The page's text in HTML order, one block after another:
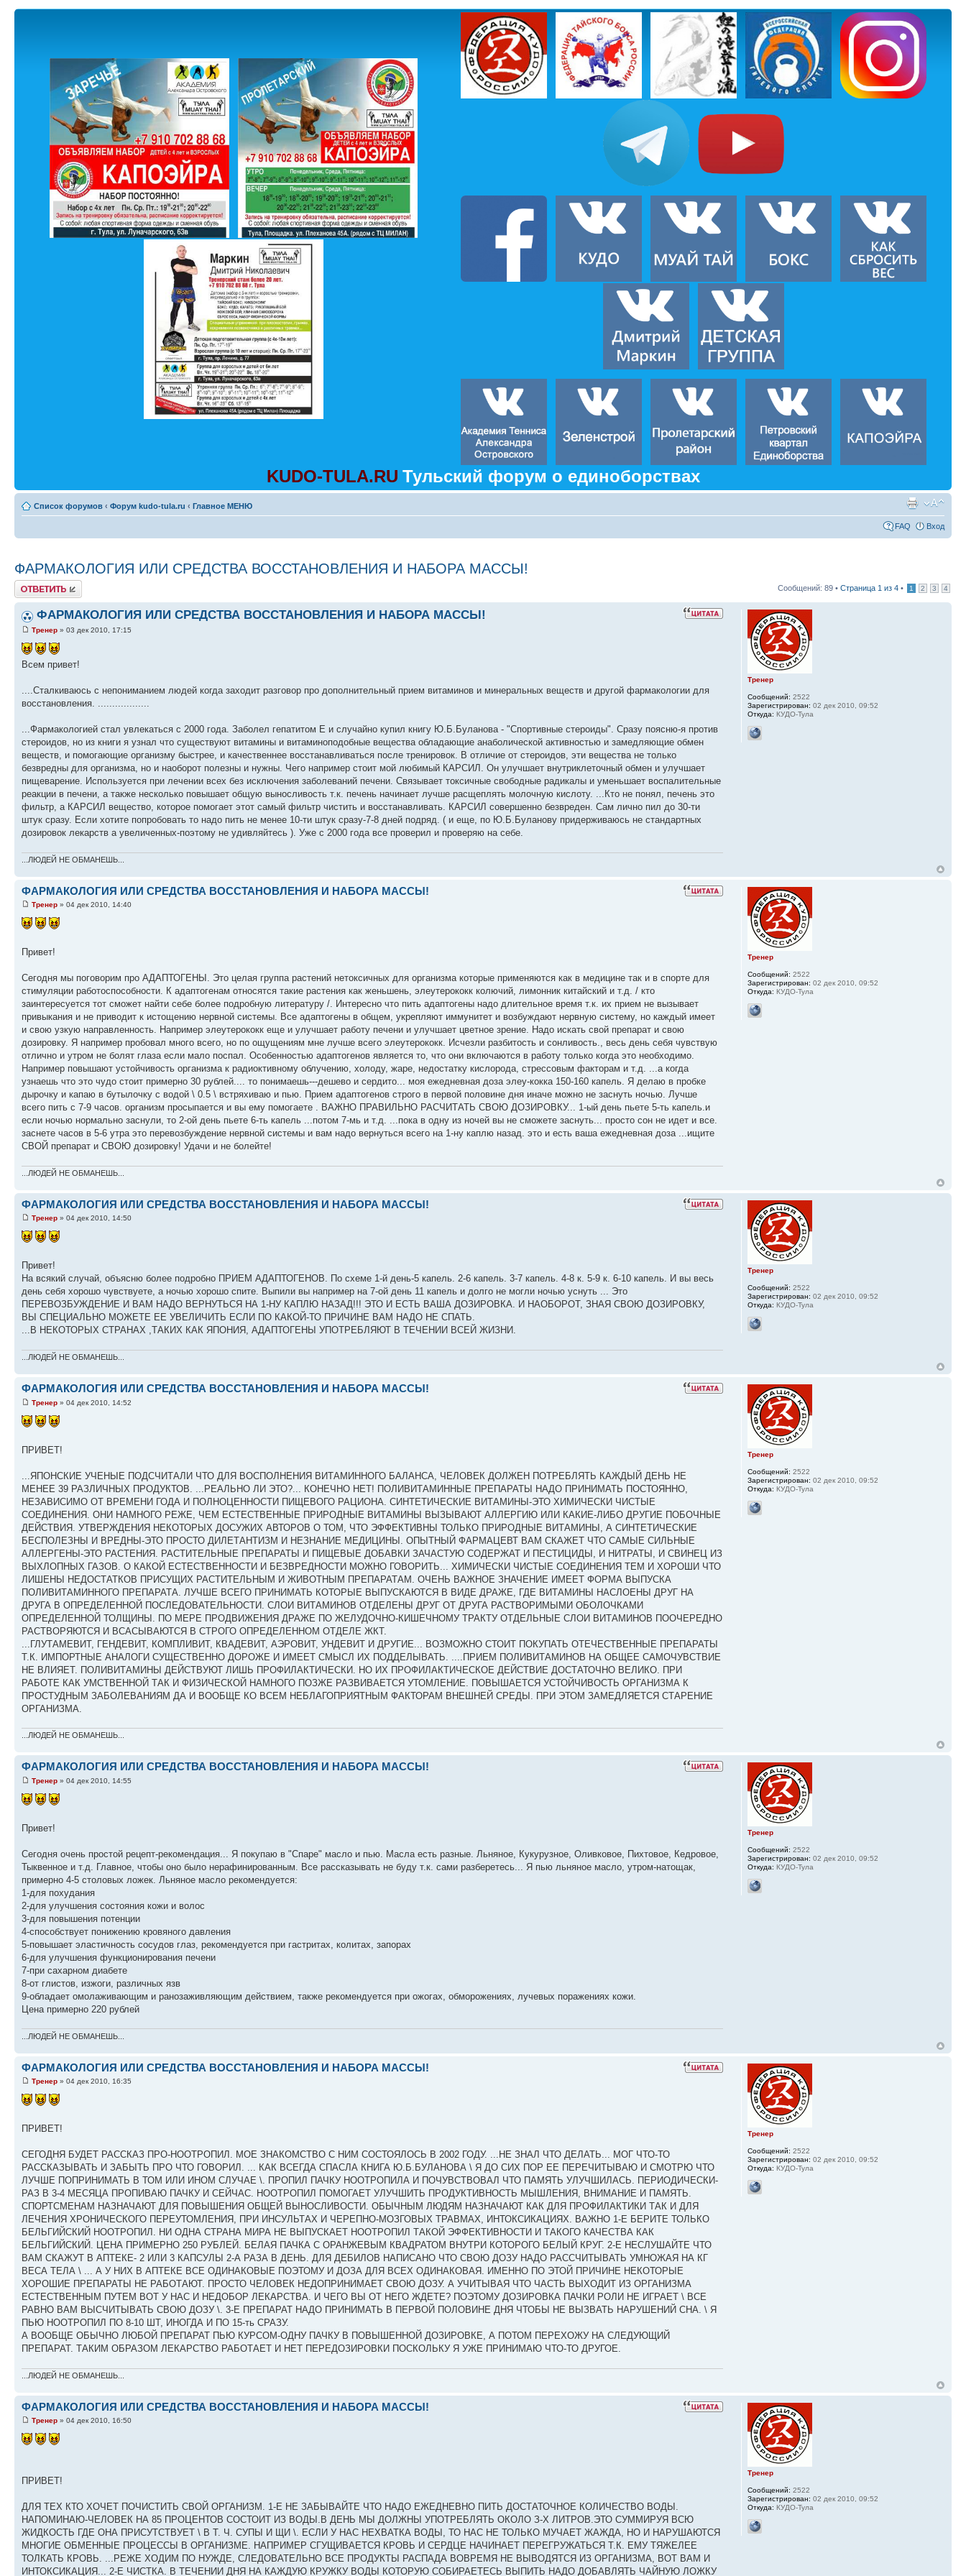
KUDO-TULA.RU Тульский форум о единоборствах
Список форумов ‹ Форум kudo-tula.ru ‹ Главное МЕНЮ
FAQ Вход
ФАРМАКОЛОГИЯ ИЛИ СРЕДСТВА ВОССТАНОВЛЕНИЯ И НАБОРА МАССЫ!
Ответить Сообщений: 89 • Страница 1 из 4 • 1 2 3 4
ФАРМАКОЛОГИЯ ИЛИ СРЕДСТВА ВОССТАНОВЛЕНИЯ И НАБОРА МАССЫ!
Тренер » 03 дек 2010, 17:15
Всем привет!
....Сталкиваюсь с непониманием людей когда заходит разговор про дополнительный прием витаминов и минеральных веществ и другой фармакологии для
восстановления. ..................
...Фармакологией стал увлекаться с 2000 года. Заболел гепатитом Е и случайно купил книгу Ю.Б.Буланова - "Спортивные стероиды". Сразу поясню-я против
стероидов, но из книги я узнал что существуют витамины и витаминоподобные вещества обладающие анаболической активностью и замедляющие обмен
веществ, и помогающие организму быстрее, и качественнее восстанавливаться после тренировок. В отличие от стероидов, эти вещества не только
безвредны для организма, но и наоборот полезны и нужны. Чего например стоит мой любимый КАРСИЛ. Он улучшает внутриклеточный обмен и улучшает
пищеварение. Используется при лечении всех без исключения заболеваний печени. Связывает токсичные свободные радикалы и уменьшает воспалительные
реакции в печени, а также несколько повышает общую выносливость т.к. печень начинает лучше расщеплять молочную кислоту. ...Кто не понял, печень это
фильтр, а КАРСИЛ вещество, которое помогает этот самый фильтр чистить и восстанавливать. КАРСИЛ совершенно безвреден. Сам лично пил до 30-ти
штук сразу. Если хотите попробовать то надо пить не менее 10-ти штук сразу-7-8 дней подряд. ( и еще, по Ю.Б.Буланову придерживаюсь не стандартных
дозировок лекарств а увеличенных-поэтому не удивляйтесь ). Уже с 2000 года все проверил и проверяю на себе.
...ЛЮДЕЙ НЕ ОБМАНЕШЬ...
Тренер
Сообщений: 2522
Зарегистрирован: 02 дек 2010, 09:52
Откуда: КУДО-Тула
ФАРМАКОЛОГИЯ ИЛИ СРЕДСТВА ВОССТАНОВЛЕНИЯ И НАБОРА МАССЫ!
Тренер » 04 дек 2010, 14:40
Привет!
Сегодня мы поговорим про АДАПТОГЕНЫ. Это целая группа растений нетоксичных для организма которые применяются как в медицине так и в спорте для
стимуляции работоспособности. К адаптогенам относятся такие растения как женьшень, элеутерококк колючий, лимонник китайский и т.д. / кто
заинтересуется тот сможет найти себе более подробную литературу /. Интересно что пить адаптогены надо длительное время т.к. их прием не вызывает
привыкания и не приводит к истощению нервной системы. Все адаптогены в общем, укрепляют иммунитет и возбуждают нервную систему, но каждый имеет
и свою узкую направленность. Например элеутерококк еще и улучшает работу печени и улучшает цветное зрение. Надо искать свой препарат и свою
дозировку. Я например пробовал много всего, но по ощущениям мне лучше всего элеутерококк. Исчезли разбитость и сонливость., весь день себя чувствую
отлично и утром не болят глаза если мало поспал. Особенностью адаптогенов является то, что они включаются в работу только когда это необходимо.
Например повышают устойчивость организма к радиоктивному облучению, холоду, жаре, недостатку кислорода, стрессовым факторам и т.д. ...а когда
узнаешь что это чудо стоит примерно 30 рублей.... то понимаешь---дешево и сердито... моя ежедневная доза элеу-кокка 150-160 капель. Я делаю в пробке
дырочку и капаю в бутылочку с водой \ 0.5 \ встряхиваю и пью. Прием адаптогенов строго в первой половине дня иначе можно не заснуть ночью. Лучше
всего пить с 7-9 часов. организм просыпается и вы ему помогаете . ВАЖНО ПРАВИЛЬНО РАСЧИТАТЬ СВОЮ ДОЗИРОВКУ... 1-ый день пьете 5-ть капель.и
если ночью нормально заснули, то 2-ой день пьете 6-ть капель ...потом 7-мь и т.д. ...пока в одну из ночей вы не сможете заснуть... просто сон не идет и все.
заснете часов в 5-6 утра это перевозбуждение нервной системы и вам надо вернуться всего на 1-ну каплю назад. это и есть ваша ежедневная доза ...ищите
СВОЙ препарат и СВОЮ дозировку! Удачи и не болейте!
...ЛЮДЕЙ НЕ ОБМАНЕШЬ...
Тренер
Сообщений: 2522
Зарегистрирован: 02 дек 2010, 09:52
Откуда: КУДО-Тула
ФАРМАКОЛОГИЯ ИЛИ СРЕДСТВА ВОССТАНОВЛЕНИЯ И НАБОРА МАССЫ!
Тренер » 04 дек 2010, 14:50
Привет!
На всякий случай, объясню более подробно ПРИЕМ АДАПТОГЕНОВ. По схеме 1-й день-5 капель. 2-6 капель. 3-7 капель. 4-8 к. 5-9 к. 6-10 капель. И вы весь
день себя хорошо чувствуете, а ночью хорошо спите. Выпили вы например на 7-ой день 11 капель и долго не могли ночью уснуть ... Это
ПЕРЕВОЗБУЖДЕНИЕ И ВАМ НАДО ВЕРНУТЬСЯ НА 1-НУ КАПЛЮ НАЗАД!!! ЭТО И ЕСТЬ ВАША ДОЗИРОВКА. И НАОБОРОТ, ЗНАЯ СВОЮ ДОЗИРОВКУ,
ВЫ СПЕЦИАЛЬНО МОЖЕТЕ ЕЕ УВЕЛИЧИТЬ ЕСЛИ ПО КАКОЙ-ТО ПРИЧИНЕ ВАМ НАДО НЕ СПАТЬ.
...В НЕКОТОРЫХ СТРАНАХ ,ТАКИХ КАК ЯПОНИЯ, АДАПТОГЕНЫ УПОТРЕБЛЯЮТ В ТЕЧЕНИИ ВСЕЙ ЖИЗНИ.
...ЛЮДЕЙ НЕ ОБМАНЕШЬ...
Тренер
Сообщений: 2522
Зарегистрирован: 02 дек 2010, 09:52
Откуда: КУДО-Тула
ФАРМАКОЛОГИЯ ИЛИ СРЕДСТВА ВОССТАНОВЛЕНИЯ И НАБОРА МАССЫ!
Тренер » 04 дек 2010, 14:52
ПРИВЕТ!
...ЯПОНСКИЕ УЧЕНЫЕ ПОДСЧИТАЛИ ЧТО ДЛЯ ВОСПОЛНЕНИЯ ВИТАМИННОГО БАЛАНСА, ЧЕЛОВЕК ДОЛЖЕН ПОТРЕБЛЯТЬ КАЖДЫЙ ДЕНЬ НЕ
МЕНЕЕ 39 РАЗЛИЧНЫХ ПРОДУКТОВ. ...РЕАЛЬНО ЛИ ЭТО?... КОНЕЧНО НЕТ! ПОЛИВИТАМИННЫЕ ПРЕПАРАТЫ НАДО ПРИНИМАТЬ ПОСТОЯННО,
НЕЗАВИСИМО ОТ ВРЕМЕНИ ГОДА И ПОЛНОЦЕННОСТИ ПИЩЕВОГО РАЦИОНА. СИНТЕТИЧЕСКИЕ ВИТАМИНЫ-ЭТО ХИМИЧЕСКИ ЧИСТЫЕ
СОЕДИНЕНИЯ. ОНИ НАМНОГО РЕЖЕ, ЧЕМ ЕСТЕСТВЕННЫЕ ПРИРОДНЫЕ ВИТАМИНЫ ВЫЗЫВАЮТ АЛЛЕРГИЮ ИЛИ КАКИЕ-ЛИБО ДРУГИЕ ПОБОЧНЫЕ
ДЕЙСТВИЯ. УТВЕРЖДЕНИЯ НЕКОТОРЫХ ДОСУЖИХ АВТОРОВ О ТОМ, ЧТО ЭФФЕКТИВНЫ ТОЛЬКО ПРИРОДНЫЕ ВИТАМИНЫ, А СИНТЕТИЧЕСКИЕ
БЕСПОЛЕЗНЫ И ВРЕДНЫ-ЭТО ПРОСТО ДИЛЕТАНТИЗМ И НЕЗНАНИЕ МЕДИЦИНЫ. ОПЫТНЫЙ ФАРМАЦЕВТ ВАМ СКАЖЕТ ЧТО САМЫЕ СИЛЬНЫЕ
АЛЛЕРГЕНЫ-ЭТО РАСТЕНИЯ. РАСТИТЕЛЬНЫЕ ПРЕПАРАТЫ И ПИЩЕВЫЕ ДОБАВКИ ЗАЧАСТУЮ СОДЕРЖАТ И ПЕСТИЦИДЫ, И НИТРАТЫ, И СВИНЕЦ ИЗ
ВЫХЛОПНЫХ ГАЗОВ. О КАКОЙ ЕСТЕСТВЕННОСТИ И БЕЗВРЕДНОСТИ МОЖНО ГОВОРИТЬ... ХИМИЧЕСКИ ЧИСТЫЕ СОЕДИНЕНИЯ ТЕМ И ХОРОШИ ЧТО
ЛИШЕНЫ НЕДОСТАТКОВ ПРИСУЩИХ РАСТИТЕЛЬНЫМ И ЖИВОТНЫМ ПРЕПАРАТАМ. ОЧЕНЬ ВАЖНОЕ ЗНАЧЕНИЕ ИМЕЕТ ФОРМА ВЫПУСКА
ПОЛИВИТАМИННОГО ПРЕПАРАТА. ЛУЧШЕ ВСЕГО ПРИНИМАТЬ КОТОРЫЕ ВЫПУСКАЮТСЯ В ВИДЕ ДРАЖЕ, ГДЕ ВИТАМИНЫ НАСЛОЕНЫ ДРУГ НА
ДРУГА В ОПРЕДЕЛЕННОЙ ПОСЛЕДОВАТЕЛЬНОСТИ. СЛОИ ВИТАМИНОВ ОТДЕЛЕНЫ ДРУГ ОТ ДРУГА РАСТВОРИМЫМИ ОБОЛОЧКАМИ
ОПРЕДЕЛЕННОЙ ТОЛЩИНЫ. ПО МЕРЕ ПРОДВИЖЕНИЯ ДРАЖЕ ПО ЖЕЛУДОЧНО-КИШЕЧНОМУ ТРАКТУ ОТДЕЛЬНЫЕ СЛОИ ВИТАМИНОВ ПООЧЕРЕДНО
РАСТВОРЯЮТСЯ И ВСАСЫВАЮТСЯ В СТРОГО ОПРЕДЕЛЕННОМ ОТДЕЛЕ ЖКТ.
...ГЛУТАМЕВИТ, ГЕНДЕВИТ, КОМПЛИВИТ, КВАДЕВИТ, АЭРОВИТ, УНДЕВИТ И ДРУГИЕ... ВОЗМОЖНО СТОИТ ПОКУПАТЬ ОТЕЧЕСТВЕННЫЕ ПРЕПАРАТЫ
Т.К. ИМПОРТНЫЕ АНАЛОГИ СУЩЕСТВЕННО ДОРОЖЕ И ИМЕЕТ СМЫСЛ ИХ ПОДДЕЛЫВАТЬ. ....ПРИЕМ ПОЛИВИТАМИНОВ НА ОБЩЕЕ САМОЧУВСТВИЕ
НЕ ВЛИЯЕТ. ПОЛИВИТАМИНЫ ДЕЙСТВУЮТ ЛИШЬ ПРОФИЛАКТИЧЕСКИ. НО ИХ ПРОФИЛАКТИЧЕСКОЕ ДЕЙСТВИЕ ДОСТАТОЧНО ВЕЛИКО. ПРИ
РАБОТЕ КАК УМСТВЕННОЙ ТАК И ФИЗИЧЕСКОЙ НАМНОГО ПОЗЖЕ РАЗВИВАЕТСЯ УТОМЛЕНИЕ. ПОВЫШАЕТСЯ УСТОЙЧИВОСТЬ ОРГАНИЗМА К
ПРОСТУДНЫМ ЗАБОЛЕВАНИЯМ ДА И ВООБЩЕ КО ВСЕМ НЕБЛАГОПРИЯТНЫМ ФАКТОРАМ ВНЕШНЕЙ СРЕДЫ. ПРИ ЭТОМ ЗАМЕДЛЯЕТСЯ СТАРЕНИЕ
ОРГАНИЗМА.
...ЛЮДЕЙ НЕ ОБМАНЕШЬ...
Тренер
Сообщений: 2522
Зарегистрирован: 02 дек 2010, 09:52
Откуда: КУДО-Тула
ФАРМАКОЛОГИЯ ИЛИ СРЕДСТВА ВОССТАНОВЛЕНИЯ И НАБОРА МАССЫ!
Тренер » 04 дек 2010, 14:55
Привет!
Сегодня очень простой рецепт-рекомендация... Я покупаю в "Спаре" масло и пью. Масла есть разные. Льняное, Кукурузное, Оливковое, Пихтовое, Кедровое,
Тыквенное и т.д. Главное, чтобы оно было нерафинированным. Все рассказывать не буду т.к. сами разберетесь... Я пью льняное масло, утром-натощак,
примерно 4-5 столовых ложек. Льняное масло рекомендуется:
1-для похудания
2-для улучшения состояния кожи и волос
3-для повышения потенции
4-способствует понижению кровяного давления
5-повышает эластичность сосудов глаз, рекомендуется при гастритах, колитах, запорах
6-для улучшения функционирования печени
7-при сахарном диабете
8-от глистов, изжоги, различных язв
9-обладает омолаживающим и ранозаживляющим действием, также рекомендуется при ожогах, обморожениях, лучевых поражениях кожи.
Цена примерно 220 рублей
...ЛЮДЕЙ НЕ ОБМАНЕШЬ...
Тренер
Сообщений: 2522
Зарегистрирован: 02 дек 2010, 09:52
Откуда: КУДО-Тула
ФАРМАКОЛОГИЯ ИЛИ СРЕДСТВА ВОССТАНОВЛЕНИЯ И НАБОРА МАССЫ!
Тренер » 04 дек 2010, 16:35
ПРИВЕТ!
СЕГОДНЯ БУДЕТ РАССКАЗ ПРО-НООТРОПИЛ. МОЕ ЗНАКОМСТВО С НИМ СОСТОЯЛОСЬ В 2002 ГОДУ. ...НЕ ЗНАЛ ЧТО ДЕЛАТЬ... МОГ ЧТО-ТО
РАССКАЗЫВАТЬ И ЗАБЫТЬ ПРО ЧТО ГОВОРИЛ. ... КАК ВСЕГДА СПАСЛА КНИГА Ю.Б.БУЛАНОВА \ Я ДО СИХ ПОР ЕЕ ПЕРЕЧИТЫВАЮ И СМОТРЮ ЧТО
ЛУЧШЕ ПОПРИНИМАТЬ В ТОМ ИЛИ ИНОМ СЛУЧАЕ \. ПРОПИЛ ПАЧКУ НООТРОПИЛА И ПОЧУВСТВОВАЛ ЧТО ПАМЯТЬ УЛУЧШИЛАСЬ. ПЕРИОДИЧЕСКИ-
РАЗ В 3-4 МЕСЯЦА ПРОПИВАЮ ПАЧКУ И СЕЙЧАС. НООТРОПИЛ ПОМОГАЕТ УЛУЧШИТЬ ПРОДУКТИВНОСТЬ МЫШЛЕНИЯ, ВНИМАНИЕ И ПАМЯТЬ.
СПОРТСМЕНАМ НАЗНАЧАЮТ ДЛЯ ПОВЫШЕНИЯ ОБЩЕЙ ВЫНОСЛИВОСТИ. ОБЫЧНЫМ ЛЮДЯМ НАЗНАЧАЮТ КАК ДЛЯ ПРОФИЛАКТИКИ ТАК И ДЛЯ
ЛЕЧЕНИЯ ХРОНИЧЕСКОГО ПЕРЕУТОМЛЕНИЯ, ПРИ ИНСУЛЬТАХ И ЧЕРЕПНО-МОЗГОВЫХ ТРАВМАХ, ИНТОКСИКАЦИЯХ. ВАЖНО 1-Е БЕРИТЕ ТОЛЬКО
БЕЛЬГИЙСКИЙ НООТРОПИЛ. НИ ОДНА СТРАНА МИРА НЕ ВЫПУСКАЕТ НООТРОПИЛ ТАКОЙ ЭФФЕКТИВНОСТИ И ТАКОГО КАЧЕСТВА КАК
БЕЛЬГИЙСКИЙ. ЦЕНА ПРИМЕРНО 250 РУБЛЕЙ. БЕЛАЯ ПАЧКА С ОРАНЖЕВЫМ КВАДРАТОМ ВНУТРИ КОТОРОГО БЕЛЫЙ КРУГ. 2-Е НЕСЛУШАЙТЕ ЧТО
ВАМ СКАЖУТ В АПТЕКЕ- 2 ИЛИ 3 КАПСУЛЫ 2-А РАЗА В ДЕНЬ. ДЛЯ ДЕБИЛОВ НАПИСАНО ЧТО СВОЮ ДОЗУ НАДО РАССЧИТЫВАТЬ УМНОЖАЯ НА КГ
ВЕСА ТЕЛА \ ... А У НИХ В АПТЕКЕ ВСЕ ОДИНАКОВЫЕ ПОЭТОМУ И ДОЗА ДЛЯ ВСЕХ ОДИНАКОВАЯ. ИМЕННО ПО ЭТОЙ ПРИЧИНЕ НЕКОТОРЫЕ
ХОРОШИЕ ПРЕПАРАТЫ НЕ РАБОТАЮТ. ПРОСТО ЧЕЛОВЕК НЕДОПРИНИМАЕТ СВОЮ ДОЗУ. А УЧИТЫВАЯ ЧТО ЧАСТЬ ВЫХОДИТ ИЗ ОРГАНИЗМА
ЕСТЕСТВЕННЫМ ПУТЕМ ВОТ У НАС И НЕДОБОР ЛЕКАРСТВА. И ЧЕГО ВЫ ОТ НЕГО ЖДЕТЕ? ПОЭТОМУ ДОЗИРОВКА ПАЧКИ РОЛИ НЕ ИГРАЕТ \ ВСЕ
РАВНО ВАМ ВЫСЧИТЫВАТЬ СВОЮ ДОЗУ \. 3-Е ПРЕПАРАТ НАДО ПРИНИМАТЬ В ПЕРВОЙ ПОЛОВИНЕ ДНЯ ЧТОБЫ НЕ ВЫЗВАТЬ НАРУШЕНИЙ СНА. \ Я
ПЬЮ НООТРОПИЛ ПО 8-10 ШТ, ИНОГДА И ПО 15-ть СРАЗУ.
А ВООБЩЕ ОБЫЧНО ЛЮБОЙ ПРЕПАРАТ ПЬЮ КУРСОМ-ОДНУ ПАЧКУ В ПОВЫШЕННОЙ ДОЗИРОВКЕ, А ПОТОМ ПЕРЕХОЖУ НА СЛЕДУЮЩИЙ
ПРЕПАРАТ. ТАКИМ ОБРАЗОМ ЛЕКАРСТВО РАБОТАЕТ И НЕТ ПЕРЕДОЗИРОВКИ ПОСКОЛЬКУ Я УЖЕ ПРИНИМАЮ ЧТО-ТО ДРУГОЕ.
...ЛЮДЕЙ НЕ ОБМАНЕШЬ...
Тренер
Сообщений: 2522
Зарегистрирован: 02 дек 2010, 09:52
Откуда: КУДО-Тула
ФАРМАКОЛОГИЯ ИЛИ СРЕДСТВА ВОССТАНОВЛЕНИЯ И НАБОРА МАССЫ!
Тренер » 04 дек 2010, 16:50
ПРИВЕТ!
ДЛЯ ТЕХ КТО ХОЧЕТ ПОЧИСТИТЬ СВОЙ ОРГАНИЗМ. 1-Е НЕ ЗАБЫВАЙТЕ ЧТО НАДО ЕЖЕДНЕВНО ПИТЬ ДОСТАТОЧНОЕ КОЛИЧЕСТВО ВОДЫ.
НАПОМИНАЮ-ЧЕЛОВЕК НА 85 ПРОЦЕНТОВ СОСТОИТ ИЗ ВОДЫ.В ДЕНЬ МЫ ДОЛЖНЫ УПОТРЕБЛЯТЬ ОКОЛО З-Х ЛИТРОВ.ЭТО СУММИРУЯ ВСЮ
ЖИДКОСТЬ ГДЕ ОНА ПРИСУТСТВУЕТ \ В Т. Ч. СУПЫ И ЩИ \. ЕСЛИ У НАС НЕХВАТКА ВОДЫ, ТО НАС НЕ ТОЛЬКО МУЧАЕТ ЖАЖДА, НО И НАРУШАЮТСЯ
МНОГИЕ ОБМЕННЫЕ ПРОЦЕССЫ В ОРГАНИЗМЕ. НАПРИМЕР СГУЩИВАЕТСЯ КРОВЬ И СЕРДЦЕ НАЧИНАЕТ ПЕРЕГРУЖАТЬСЯ Т.К. ЕМУ ТЯЖЕЛЕЕ
ТОЛКАТЬ КРОВЬ. ...РЕЖЕ ХОДИМ ПО НУЖДЕ, СЛЕДОВАТЕЛЬНО ВСЕ ПРОДУКТЫ РАСПАДА ВОВРЕМЯ НЕ ВЫВОДЯТСЯ ИЗ ОРГАНИЗМА, ВОТ ВАМ И
ИНТОКСИКАЦИЯ... 2-Е ЧИСТКА. В ТЕЧЕНИИ ДНЯ НА КАЖДУЮ КРУЖКУ ВОДЫ КОТОРУЮ СОБИРАЕТЕСЬ ВЫПИТЬ НАДО ДОБАВЛЯТЬ ЧАЙНУЮ ЛОЖКУ
Тренер
Сообщений: 2522
Зарегистрирован: 02 дек 2010, 09:52
Откуда: КУДО-Тула